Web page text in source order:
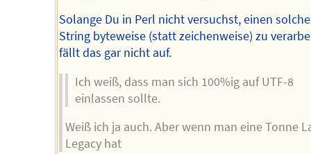
Solange Du in Perl nicht versuchst, einen
String byteweise (statt zeichenweise) zu
fällt das gar nicht auf.
Ich weiß, dass man sich 100%ig auf UTF-8
einlassen sollte.
Weiß ich ja auch. Aber wenn man eine Tonne
Legacy hat